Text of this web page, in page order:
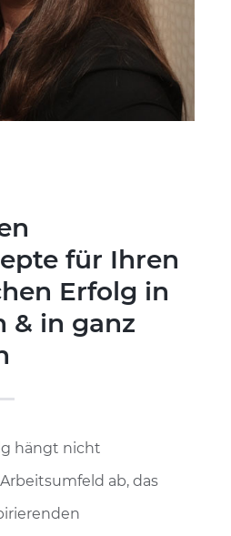
für Ihren
Erfolg in
& in ganz
hängt nicht
ab, das